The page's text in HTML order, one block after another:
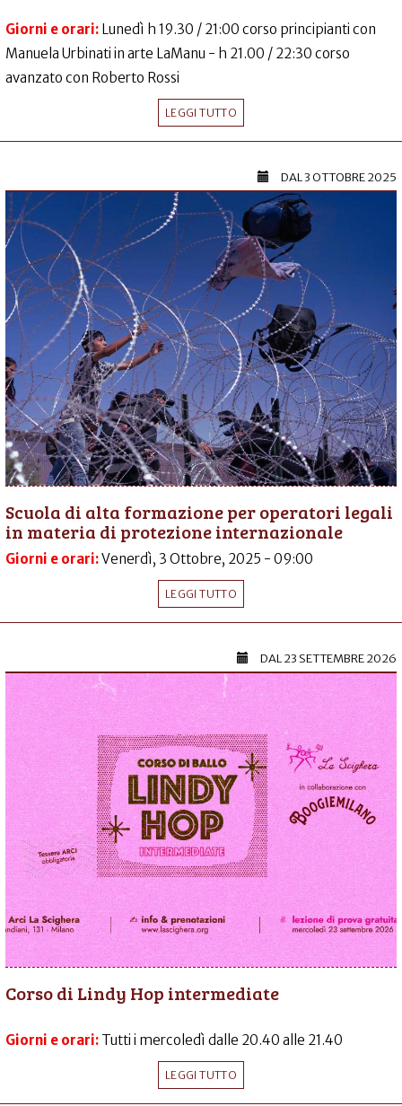
Giorni e orari: Lunedì h 19.30 / 21:00 corso principianti con
Manuela Urbinati in arte LaManu - h 21.00 / 22:30 corso
avanzato con Roberto Rossi
LEGGI TUTTO
DAL3 OTTOBRE 2025
Scuola di alta formazione per operatori legali
in materia di protezione internazionale
Giorni e orari:Venerdì, 3 Ottobre, 2025 - 09:00
LEGGI TUTTO
DAL23 SETTEMBRE 2026
Corso di Lindy Hop intermediate
Giorni e orari: Tutti i mercoledì dalle 20.40 alle 21.40
LEGGI TUTTO